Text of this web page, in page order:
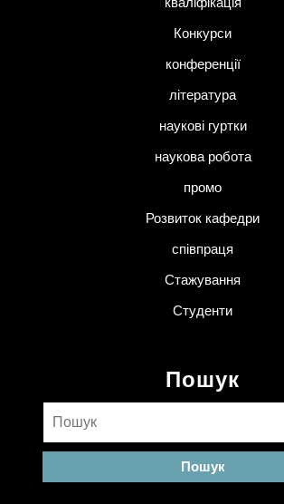
Конкурси
конференції
література
наукові гуртки
наукова робота
промо
Розвиток кафедри
співпраця
Стажування
Студенти
Пошук
Пошук: